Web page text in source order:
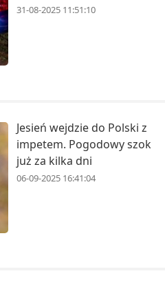
31-08-2025 11:51:10
Jesień wejdzie do Polski z
impetem. Pogodowy szok
już za kilka dni
06-09-2025 16:41:04